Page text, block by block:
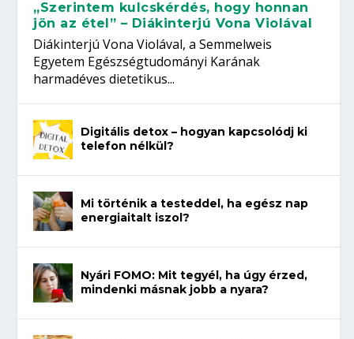
„Szerintem kulcskérdés, hogy honnan
jön az étel” – Diákinterjú Vona Violával
Diákinterjú Vona Violával, a Semmelweis
Egyetem Egészségtudományi Karának
harmadéves dietetikus...
Digitális detox – hogyan kapcsolódj ki
telefon nélkül?
Mi történik a testeddel, ha egész nap
energiaitalt iszol?
Nyári FOMO: Mit tegyél, ha úgy érzed,
mindenki másnak jobb a nyara?